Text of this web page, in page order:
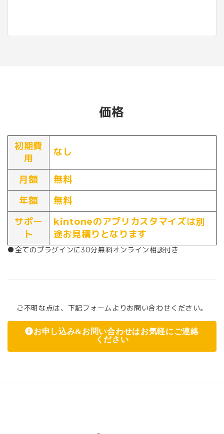
価格
初期費
用
なし
月額
無料
年額
無料
サポー
ト
kintoneのアプリカスタマイズは別
途お見積りとなります
●全てのプラグインに30分無料オンライン相談付き
ご不明な点は、下記フォームよりお問い合わせください。
お申し込み&お問い合わせはお気軽にご連絡
ください